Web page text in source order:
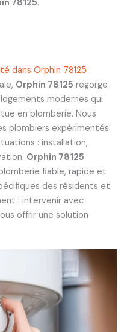
78125.
dans Orphin 78125
Orphin 78125 regorge
modernes qui
en plomberie. Nous
plombiers expérimentés
: installation,
Orphin 78125
fiable, rapide et
des résidents et
: intervenir avec
offrir une solution